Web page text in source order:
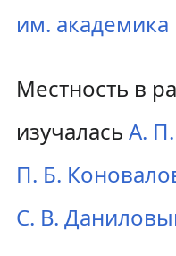
им.
Местность в
изучалась А.
П. Б.
С. В.